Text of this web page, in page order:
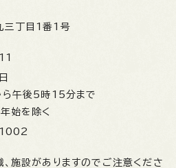
三丁目1番1号
午後5時15分まで
始を除く
施設がありますのでご注意くださ